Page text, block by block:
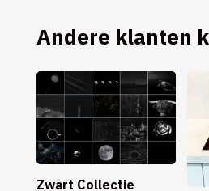
Andere klanten
Zwart Collectie